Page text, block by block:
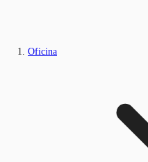
Oficina